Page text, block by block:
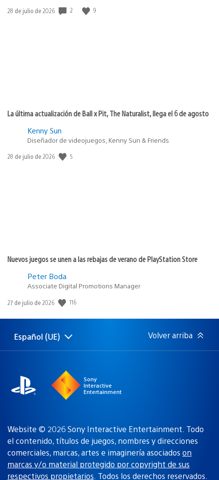
Fecha
28 de julio de 2026 2 9
La última actualización de Ball x Pit, The Naturalist, llega el 6 de agosto
Kenny Sun
Diseñador de videojuegos, Kenny Sun & Friends
Fecha
28 de julio de 2026 5
Nuevos juegos se unen a las rebajas de verano de PlayStation Store
Peter Boda
Associate Digital Promotions Manager
Fecha
publicación:
27 de julio de 2026 116
Selecciona
una
Región
actual:
Español (UE) Volver arriba
Sony
Interactive
Entertainment
Website © 2026 Sony Interactive Entertainment. Todo
el contenido, títulos de juegos, nombres y direcciones
comerciales, marcas, artes e imaginería asociados on
marcas y/o material protegido por copyright de sus
respectivos propietarios. Todos los derechos reservados.